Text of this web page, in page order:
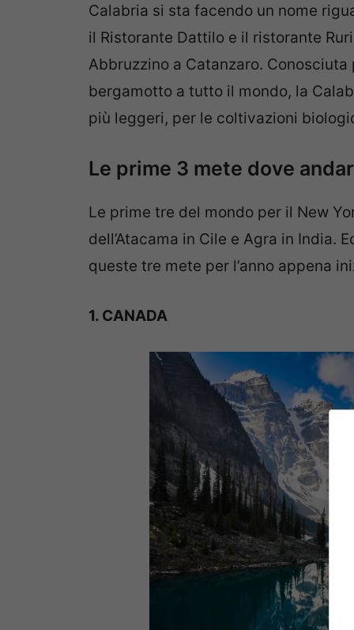
Calabria si sta facendo un nome
il Ristorante Dattilo e il ristorante
Abbruzzino a Catanzaro.
bergamotto a tutto il mondo, la
più leggeri, per le coltivazioni
Le prime 3 mete dove
Le prime tre del mondo per il New
dell’Atacama in Cile e Agra in India.
queste tre mete per l’anno appena
1. CANADA